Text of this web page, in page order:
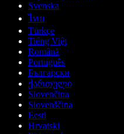
Svenska
ไทย
Türkçe
Tiếng Việt
Română
Português
Български
ქართული
Slovenčina
Slovenščina
Eesti
Hrvatski